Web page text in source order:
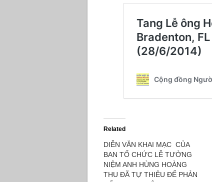
Related
DIỄN VĂN KHAI MẠC CỦA
BAN TỔ CHỨC LỄ TƯỞNG
NIỆM ANH HÙNG HOÀNG
THU ĐÃ TỰ THIÊU ĐỂ PHẢN